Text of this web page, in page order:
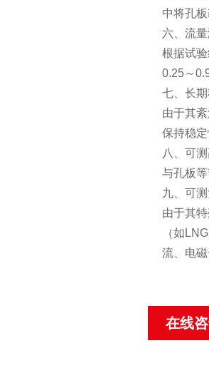
中将孔
六、流
根据试
0.25～
七、长
由于其
保持稳
八、可
与孔板
九、可
由于其
（如 LNG
流、电
在线